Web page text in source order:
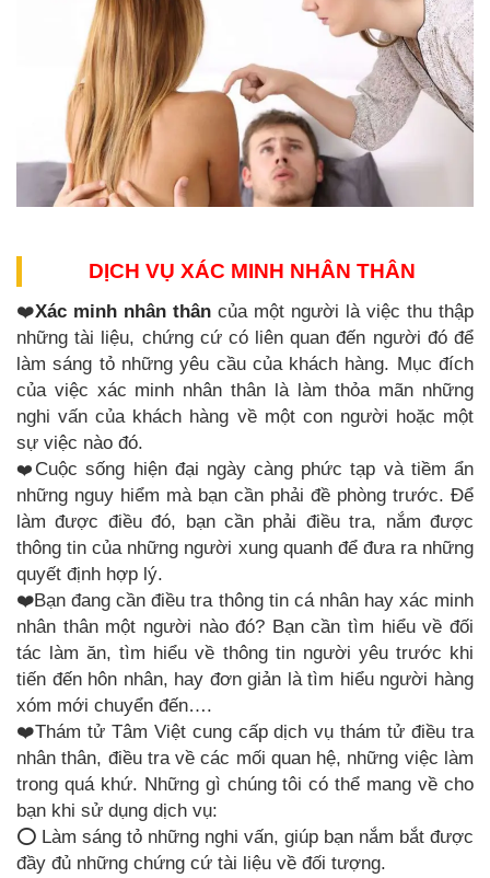
DỊCH VỤ XÁC MINH NHÂN THÂN
❤️Xác minh nhân thân của một người là việc thu thập
những tài liệu, chứng cứ có liên quan đến người đó để
làm sáng tỏ những yêu cầu của khách hàng. Mục đích
của việc xác minh nhân thân là làm thỏa mãn những
nghi vấn của khách hàng về một con người hoặc một
sự việc nào đó.
❤️ Cuộc sống hiện đại ngày càng phức tạp và tiềm ẩn
những nguy hiểm mà bạn cần phải đề phòng trước. Để
làm được điều đó, bạn cần phải điều tra, nắm được
thông tin của những người xung quanh để đưa ra những
quyết định hợp lý.
❤️Bạn đang cần điều tra thông tin cá nhân hay xác minh
nhân thân một người nào đó? Bạn cần tìm hiểu về đối
tác làm ăn, tìm hiểu về thông tin người yêu trước khi
tiến đến hôn nhân, hay đơn giản là tìm hiểu người hàng
xóm mới chuyển đến….
❤️Thám tử Tâm Việt cung cấp dịch vụ thám tử điều tra
nhân thân, điều tra về các mối quan hệ, những việc làm
trong quá khứ. Những gì chúng tôi có thể mang về cho
bạn khi sử dụng dịch vụ:
⭕ Làm sáng tỏ những nghi vấn, giúp bạn nắm bắt được
đầy đủ những chứng cứ tài liệu về đối tượng.